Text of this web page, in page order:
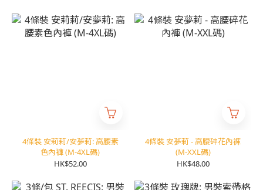
4條裝 安莉莉/安夢莉: 高腰素
色內褲 (M-4XL碼)
HK$52.00
4條裝 安夢莉 - 高腰碎花內褲
(M-XXL碼)
HK$48.00